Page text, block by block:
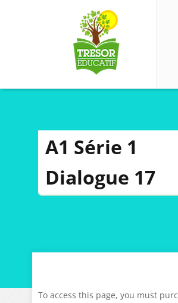
A1 Série 1
Dialogue 17
To access this page, you must